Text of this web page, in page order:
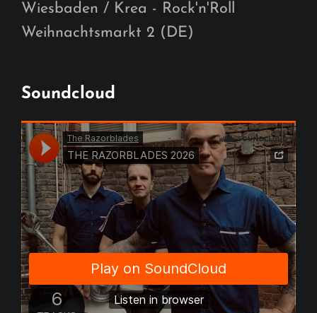
Wiesbaden / Krea - Rock'n'Roll
Weihnachtsmarkt 2 (DE)
Soundcloud